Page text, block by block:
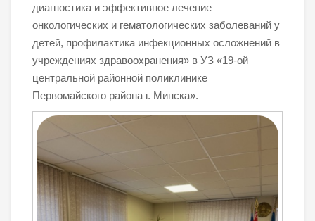
диагностика и эффективное лечение
онкологических и гематологических заболеваний у
детей, профилактика инфекционных осложнений в
учреждениях здравоохранения» в УЗ «19-ой
центральной районной поликлинике
Первомайского района г. Минска».